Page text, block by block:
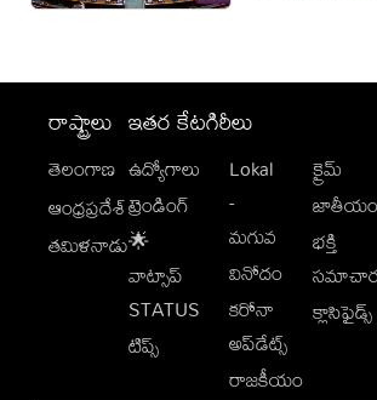
రాష్ట్రాలు
తెలంగాణ
ఆంధ్రప్రదేశ్
తమిళనాడు
ఇతర కేటగిరీలు
ఉద్యోగాలు
ట్రెండింగ్
🌟
వాట్సాప్
STATUS
టిప్స్
Lokal
-
మగువ
వినోదం
కరోనా
అప్‌డేట్స్
రాజకీయం
క్రైమ్
జాతీయం
భక్తి
క్లాసిఫైడ్స్